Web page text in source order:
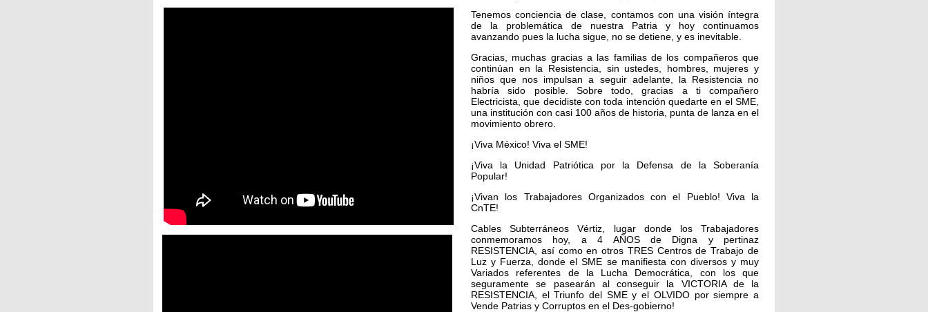
Tenemos conciencia de clase, contamos con una visión íntegra
de la problemática de nuestra Patria y hoy continuamos
avanzando pues la lucha sigue, no se detiene, y es inevitable.
Gracias, muchas gracias a las familias de los compañeros que
continúan en la Resistencia, sin ustedes, hombres, mujeres y
niños que nos impulsan a seguir adelante, la Resistencia no
habría sido posible. Sobre todo, gracias a ti compañero
Electricista, que decidiste con toda intención quedarte en el SME,
una institución con casi 100 años de historia, punta de lanza en el
movimiento obrero.
¡Viva México! Viva el SME!
¡Viva la Unidad Patriótica por la Defensa de la Soberanía
Popular!
¡Vivan los Trabajadores Organizados con el Pueblo! Viva la
CnTE!
Cables Subterráneos Vértiz, lugar donde los Trabajadores
conmemoramos hoy, a 4 AÑOS de Digna y pertinaz
RESISTENCIA, así como en otros TRES Centros de Trabajo de
Luz y Fuerza, donde el SME se manifiesta con diversos y muy
Variados referentes de la Lucha Democrática, con los que
seguramente se pasearán al conseguir la VICTORIA de la
RESISTENCIA, el Triunfo del SME y el OLVIDO por siempre a
Vende Patrias y Corruptos en el Des-gobierno!